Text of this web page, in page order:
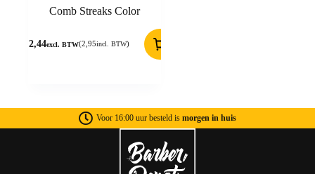
Comb Streaks Color
2,44excl. BTW(2,95incl. BTW)
Voor 16:00 uur besteld is morgen in huis